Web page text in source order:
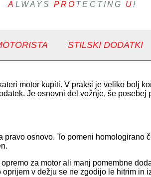
A LWAYSPRO TECTING U!
STILSKI DODATKI
motor kupiti. V praksi je veliko bolj
Je osnovni del vožnje, še
osnovo. To pomeni
za motor ali manj pomembne
v dežju se ne zgodijo le hitrim in